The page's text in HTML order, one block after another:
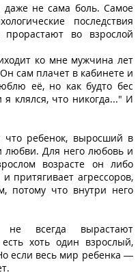
не сама боль. Самое
последствия
во взрослой
ко мне мужчина лет
сам плачет в кабинете и
её, но как будто бес
клялся, что никогда..." И
что ребенок, выросший в
любви. Для него любовь и
возрасте он либо
притягивает агрессоров,
потому что внутри него
всегда вырастают
хоть один взрослый,
если весь мир ребенка —